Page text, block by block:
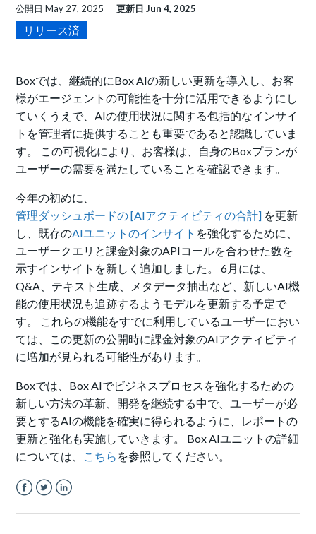
公開日May 27, 2025 更新日Jun 4, 2025
リリース済
Boxでは、継続的にBox AIの新しい更新を導入し、お客
様がエージェントの可能性を十分に活用できるようにし
ていくうえで、AIの使用状況に関する包括的なインサイ
トを管理者に提供することも重要であると認識していま
す。 この可視化により、お客様は、自身のBoxプランが
ユーザーの需要を満たしていることを確認できます。
今年の初めに、
管理ダッシュボードの [AIアクティビティの合計] を更新
し、既存のAIユニットのインサイト を強化するために、
ユーザークエリと課金対象のAPIコールを合わせた数を
示すインサイトを新しく追加しました。 6月には、
Q&A、テキスト生成、メタデータ抽出など、新しいAI機
能の使用状況も追跡するようモデルを更新する予定で
す。 これらの機能をすでに利用しているユーザーにおい
ては、この更新の公開時に課金対象のAIアクティビティ
に増加が見られる可能性があります。
Boxでは、Box AIでビジネスプロセスを強化するための
新しい方法の革新、開発を継続する中で、ユーザーが必
要とするAIの機能を確実に得られるように、レポートの
更新と強化も実施していきます。 Box AIユニットの詳細
については、 こちら を参照してください。